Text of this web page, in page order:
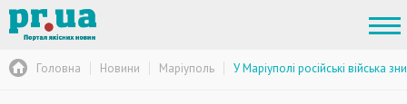
Головна Новини Маріуполь У Маріуполі російські війська